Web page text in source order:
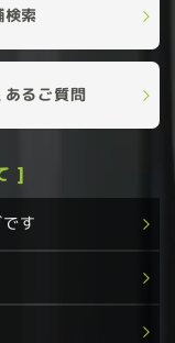
検索
あるご質問
]
す